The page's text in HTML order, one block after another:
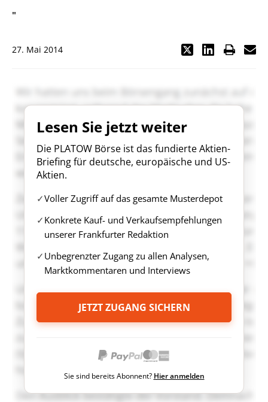
"
27. Mai 2014
Lesen Sie jetzt weiter
Die PLATOW Börse ist das fundierte Aktien-
Briefing für deutsche, europäische und US-
Aktien.
Voller Zugriff auf das gesamte Musterdepot
Konkrete Kauf- und Verkaufsempfehlungen
unserer Frankfurter Redaktion
Unbegrenzter Zugang zu allen Analysen,
Marktkommentaren und Interviews
JETZT ZUGANG SICHERN
Sie sind bereits Abonnent? Hier anmelden